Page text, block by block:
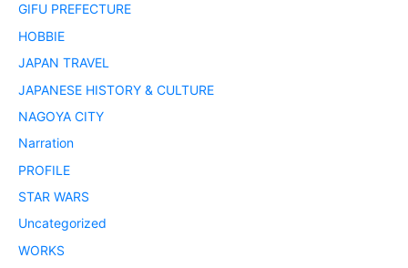
GIFU PREFECTURE
HOBBIE
JAPAN TRAVEL
JAPANESE HISTORY & CULTURE
NAGOYA CITY
Narration
PROFILE
STAR WARS
Uncategorized
WORKS